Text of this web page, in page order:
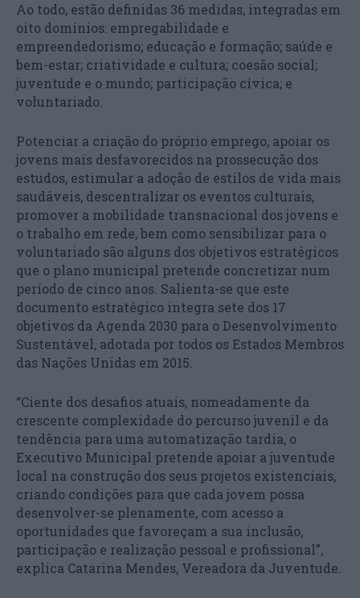
Ao todo, estão definidas 36 medidas, integradas em
oito domínios: empregabilidade e
empreendedorismo; educação e formação; saúde e
bem-estar; criatividade e cultura; coesão social;
juventude e o mundo; participação cívica; e
voluntariado.
Potenciar a criação do próprio emprego, apoiar os
jovens mais desfavorecidos na prossecução dos
estudos, estimular a adoção de estilos de vida mais
saudáveis, descentralizar os eventos culturais,
promover a mobilidade transnacional dos jovens e
o trabalho em rede, bem como sensibilizar para o
voluntariado são alguns dos objetivos estratégicos
que o plano municipal pretende concretizar num
período de cinco anos. Salienta-se que este
documento estratégico integra sete dos 17
objetivos da Agenda 2030 para o Desenvolvimento
Sustentável, adotada por todos os Estados Membros
das Nações Unidas em 2015.
“Ciente dos desafios atuais, nomeadamente da
crescente complexidade do percurso juvenil e da
tendência para uma automatização tardia, o
Executivo Municipal pretende apoiar a juventude
local na construção dos seus projetos existenciais,
criando condições para que cada jovem possa
desenvolver-se plenamente, com acesso a
oportunidades que favoreçam a sua inclusão,
participação e realização pessoal e profissional”,
explica Catarina Mendes, Vereadora da Juventude.